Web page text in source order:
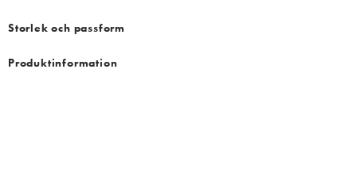
Storlek och passform
Produktinformation